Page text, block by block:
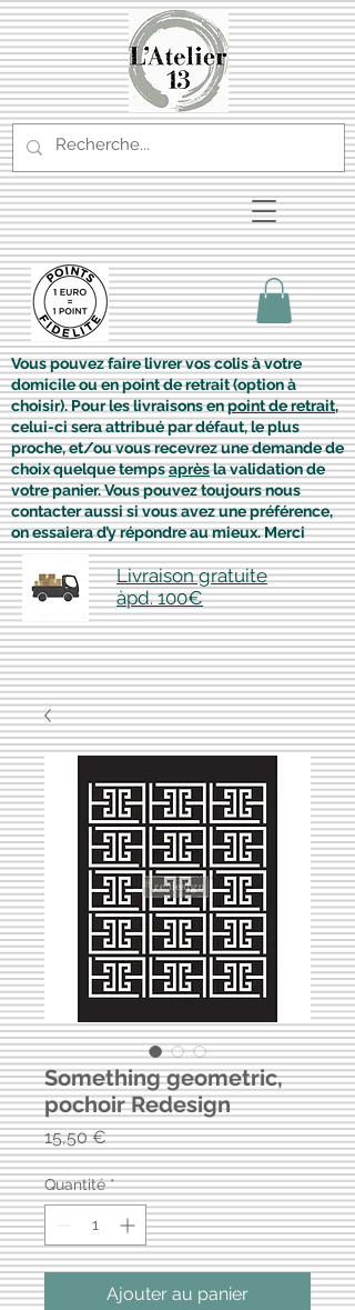
Vous pouvez faire livrer vos colis à votre
domicile ou en point de retrait (option à
choisir). Pour les livraisons enpoint de retrait,
celui-ci sera attribué par défaut, le plus
proche, et/ou vous recevrez une demande de
choix quelque tempsaprèsla validation de
votre panier. Vous pouvez toujours nous
contacter aussi si vous avez une préférence,
on essaiera d’y répondre au mieux. Merci
Livraison gratuite
àpd. 100€
Something geometric,
pochoir Redesign
15,50 €Prix
Quantité *
Ajouter au panier